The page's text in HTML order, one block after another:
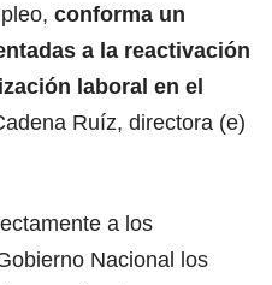
conforma un
a la reactivación
laboral en el
Ruíz, directora (e)
a los
Nacional los